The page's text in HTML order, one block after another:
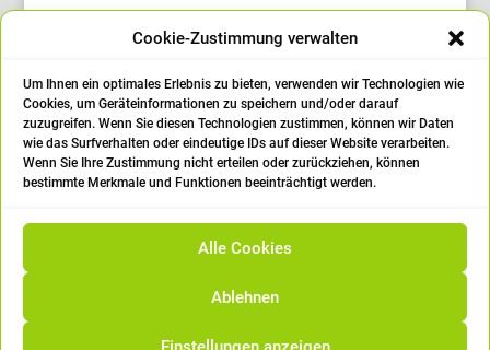
Cookie-Zustimmung verwalten
Um Ihnen ein optimales Erlebnis zu bieten, verwenden wir Technologien wie
Cookies, um Geräteinformationen zu speichern und/oder darauf
zuzugreifen. Wenn Sie diesen Technologien zustimmen, können wir Daten
wie das Surfverhalten oder eindeutige IDs auf dieser Website verarbeiten.
Wenn Sie Ihre Zustimmung nicht erteilen oder zurückziehen, können
bestimmte Merkmale und Funktionen beeinträchtigt werden.
Alle Cookies
Ablehnen
Praxisanleiterinnen für die
Studierenden des 2. Semesters im
Studiengang "Soziale Arbeit" statt.
Die Veranstaltung findetonlinein der
Zeit von 8.30 - 10.00 Uhr statt.